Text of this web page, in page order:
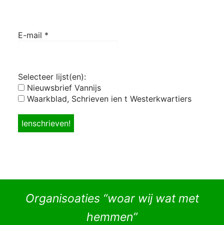
E-mail *
Selecteer lijst(en):
Nieuwsbrief Vannijs
Waarkblad, Schrieven ien t Westerkwartiers
Organisoaties “woar wij wat met
hemmen”